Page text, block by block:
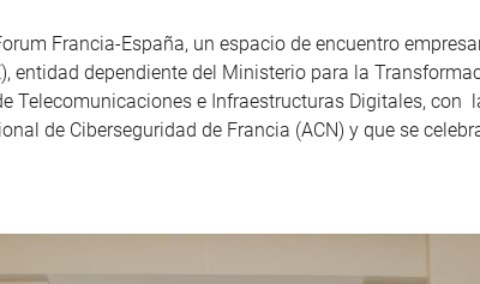
Francia-España, un espacio de encuentro
entidad dependiente del Ministerio para la
Telecomunicaciones e Infraestructuras Digitales, con
de Ciberseguridad de Francia (ACN) y que se